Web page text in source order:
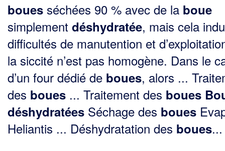
boues séchées 90 % avec de la boue
simplement déshydratée, mais cela
difficultés de manutention et
la siccité n’est pas homogène. Dans le
d’un four dédié de boues, alors ...
des boues ... Traitement des boues
déshydratées Séchage des boues
Heliantis ... Déshydratation des boues...